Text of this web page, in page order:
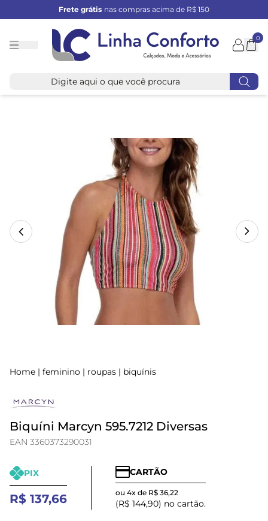
Frete grátis nas compras acima de R$ 150
Linha
0
Home | feminino | roupas | biquínis
Biquíni Marcyn 595.7212 Diversas
EAN 3360373290031
PIX
R$ 137,66
CARTÃO
ou 4x de R$ 36,22
(R$ 144,90) no cartão.